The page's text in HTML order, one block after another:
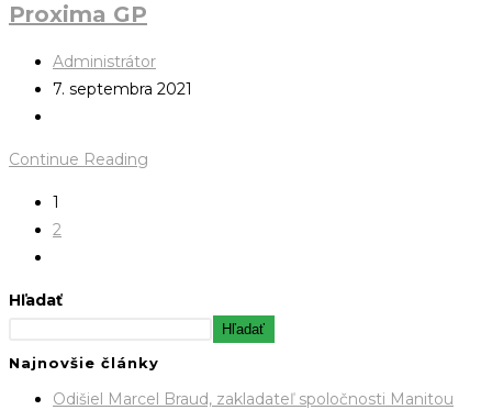
Proxima GP
Administrátor
7. septembra 2021
Continue Reading
1
2
Hľadať
Hľadať
Najnovšie články
Odišiel Marcel Braud, zakladateľ spoločnosti Manitou